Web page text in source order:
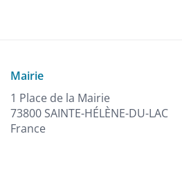
Mairie
1 Place de la Mairie
73800 SAINTE-HÉLÈNE-DU-LAC
France